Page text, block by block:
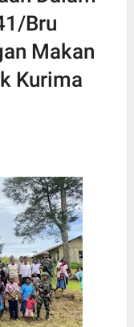
Bru
Makan
Kurima